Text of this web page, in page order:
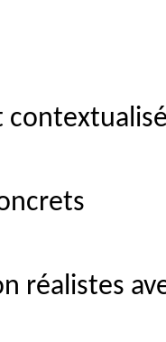
réalistes